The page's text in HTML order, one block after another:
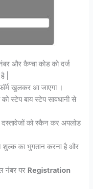
और कैप्चा कोड को दर्ज
|
खुलकर आ जाएगा ।
स्टेप बाय स्टेप सावधानी से
को स्कैन कर अपलोड
का भुगतान करना है और
नंबर पर Registration